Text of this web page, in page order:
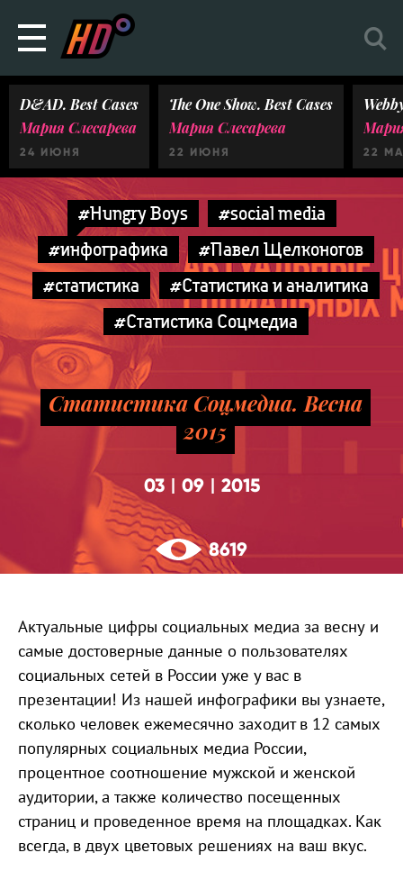
D&AD. Best Cases
Мария Слесарева
24 ИЮНЯ
The One Show. Best Cases
Мария Слесарева
22 ИЮНЯ 22
#Hungry Boys
#social media
#инфографика
#Павел Щелконогов
#статистика
#Статистика и аналитика
#Статистика Соцмедиа
Статистика Соцмедиа. Весна
2015
03 09 2015
8619
Актуальные цифры социальных медиа за весну и
самые достоверные данные о пользователях
социальных сетей в России уже у вас в
презентации! Из нашей инфографики вы узнаете,
сколько человек ежемесячно заходит в 12 самых
популярных социальных медиа России,
процентное соотношение мужской и женской
аудитории, а также количество посещенных
страниц и проведенное время на площадках. Как
всегда, в двух цветовых решениях на ваш вкус.